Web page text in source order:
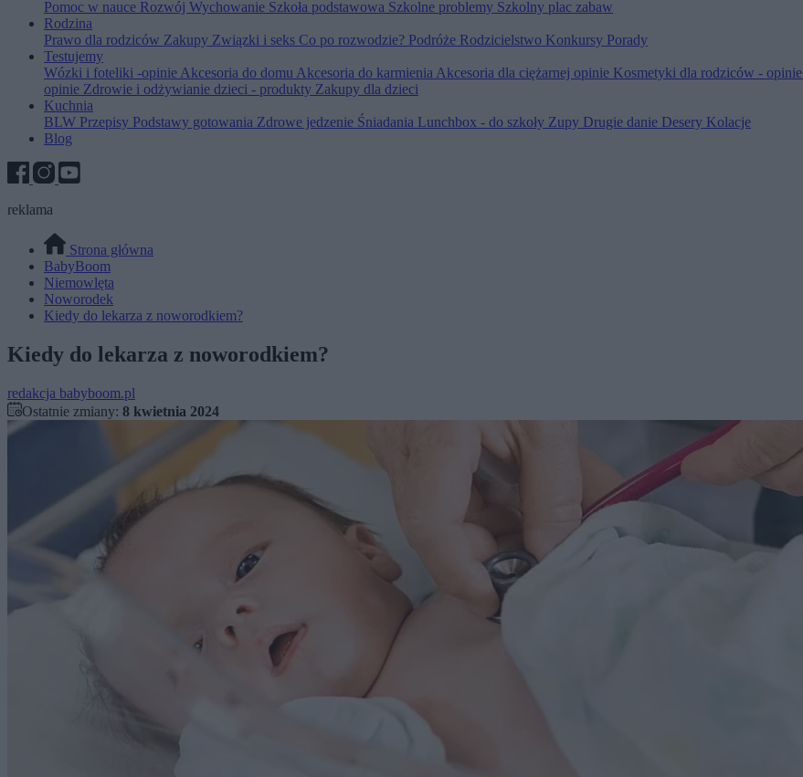
Pomoc w nauce Rozwój Wychowanie Szkoła podstawowa Szkolne problemy Szkolny plac zabaw
Rodzina
Prawo dla rodziców Zakupy Związki i seks Co po rozwodzie? Podróże Rodzicielstwo Konkursy Porady
Testujemy
Wózki i foteliki -opinieAkcesoria do domu Akcesoria do karmieniaAkcesoria dla ciężarnej opinie Kosmetyki dla rodziców - opinie
opinie Zdrowie i odżywianie dzieci - produkty Zakupy dla dzieci
Kuchnia
BLW Przepisy Podstawy gotowania Zdrowe jedzenie Śniadania Lunchbox - do szkoły Zupy Drugie danie Desery Kolacje
Blog
reklama
Strona główna
BabyBoom
Niemowlęta
Noworodek
Kiedy do lekarza z noworodkiem?
Kiedy do lekarza z noworodkiem?
redakcja babyboom.pl
Ostatnie zmiany: 8 kwietnia 2024